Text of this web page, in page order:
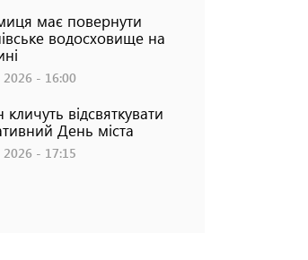
має повернути
водосховище на
2026 - 16:00
кличуть відсвяткувати
День міста
2026 - 17:15